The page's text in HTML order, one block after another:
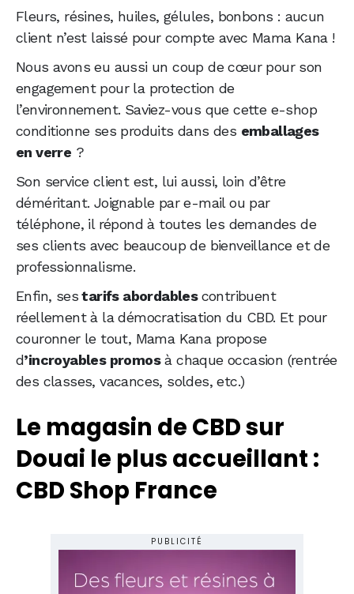
Fleurs, résines, huiles, gélules, bonbons : aucun
client n’est laissé pour compte avec Mama Kana !
Nous avons eu aussi un coup de cœur pour son
engagement pour la protection de
l’environnement. Saviez-vous que cette e-shop
conditionne ses produits dans des emballages
en verre ?
Son service client est, lui aussi, loin d’être
déméritant. Joignable par e-mail ou par
téléphone, il répond à toutes les demandes de
ses clients avec beaucoup de bienveillance et de
professionnalisme.
Enfin, sestarifs abordablescontribuent
réellement à la démocratisation du CBD. Et pour
couronner le tout, Mama Kana propose
d’incroyables promosà chaque occasion (rentrée
des classes, vacances, soldes, etc.)
Le magasin de CBD sur
Douai le plus accueillant :
CBD Shop France
PUBLICITÉ